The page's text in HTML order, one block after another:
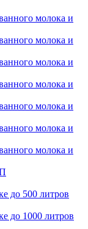
молока и
молока и
молока и
молока и
молока и
молока и
молока и
до 500 литров
до 1000 литров